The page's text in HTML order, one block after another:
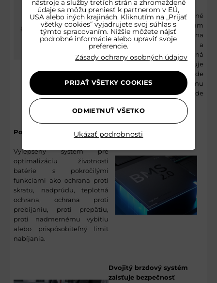
10-palcové samoregeneračné
pneumatiky so šírkou 60 mm
ponúkajú plynulú jazdu na
hrboľatých cestách a
nerovnom teréne. Vnútorná
gélová vrstva poskytuje
podporu v prípade
prepichnutia, vďaka čomu
môžete pokračovať v jazde
Pokročilý BMS systém 2.0
Vylepšený systém pre
optimalizáciu životnosti
batérie s pokročilými
funkciami ako ochrana proti
skratu, nadprúdu, teplotná
ochrana, ochrana proti
prebíjaniu, proti prepätiu,
proti nadmernému vybitiu
alebo prispôsobiteľný limit
nabíjania.
Dvojitý brzdový systém
zaisťuje bezpečnosť
nástroje a služby tretích strán a zhromaždené
údaje sa môžu preniesť k partnerom v EÚ,
USA alebo iných krajinách. Kliknutím na „Prijať
všetky cookies“ vyjadrujete svoj súhlas s
týmto spracovaním. Nižšie môžete nájsť
podrobné informácie alebo upraviť svoje
preferencie.
Zásady ochrany osobných údajov
Ukázať podrobnosti
PRIJAŤ VŠETKY COOKIES
ODMIETNUŤ VŠETKO